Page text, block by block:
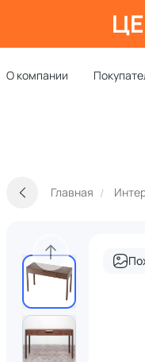
О компании
Главная